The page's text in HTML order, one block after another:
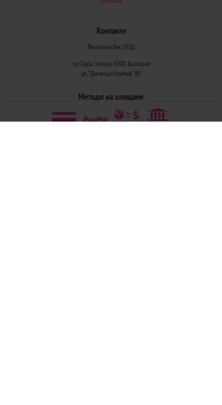
Контакти
Веселина Бис ООД
гр. Стара Загора, 6000, България
ул. "Димитър Наумов" 89
Методи на плащане